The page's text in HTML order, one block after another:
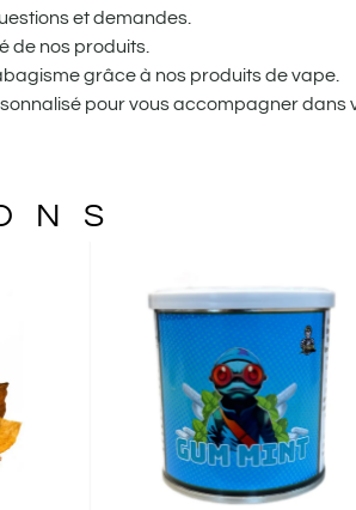
et demandes.
de nos produits.
grâce à nos produits de vape.
pour vous accompagner dans